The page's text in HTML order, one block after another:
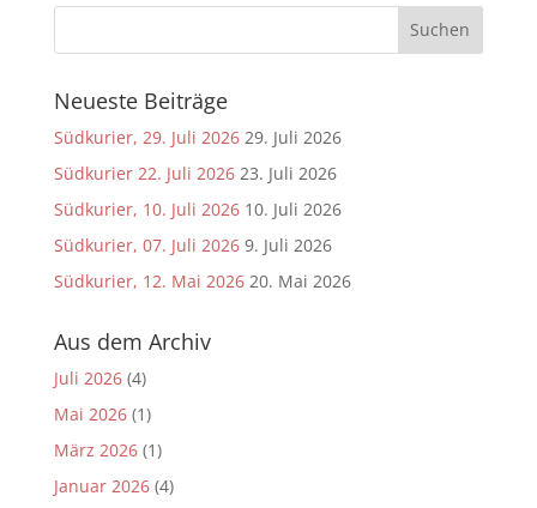
Neueste Beiträge
Südkurier, 29. Juli 2026 29. Juli 2026
Südkurier 22. Juli 2026 23. Juli 2026
Südkurier, 10. Juli 2026 10. Juli 2026
Südkurier, 07. Juli 2026 9. Juli 2026
Südkurier, 12. Mai 2026 20. Mai 2026
Aus dem Archiv
Juli 2026(4)
Mai 2026(1)
März 2026(1)
Januar 2026(4)